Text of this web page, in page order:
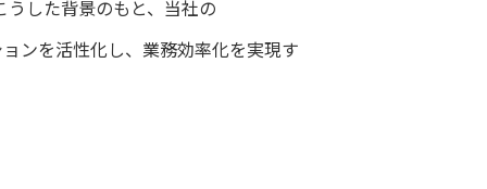
した背景のもと、当社の
ンを活性化し、業務効率化を実現す